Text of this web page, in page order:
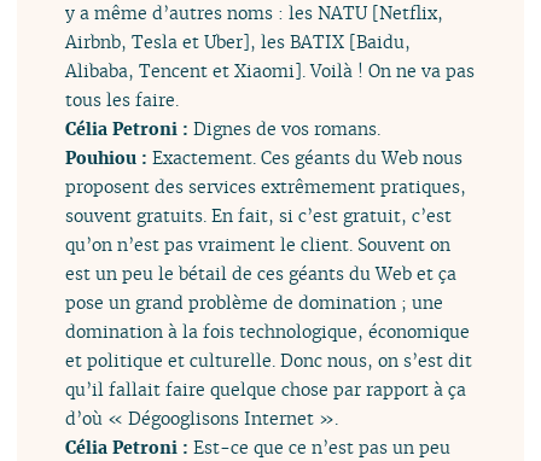
y a même d’autres noms : les NATU [Netflix,
Airbnb, Tesla et Uber], les BATIX [Baidu,
Alibaba, Tencent et Xiaomi]. Voilà ! On ne va pas
tous les faire.
Célia Petroni :Dignes de vos romans.
Pouhiou :Exactement. Ces géants du Web nous
proposent des services extrêmement pratiques,
souvent gratuits. En fait, si c’est gratuit, c’est
qu’on n’est pas vraiment le client. Souvent on
est un peu le bétail de ces géants du Web et ça
pose un grand problème de domination ; une
domination à la fois technologique, économique
et politique et culturelle. Donc nous, on s’est dit
qu’il fallait faire quelque chose par rapport à ça
d’où « Dégooglisons Internet ».
Célia Petroni :Est-ce que ce n’est pas un peu